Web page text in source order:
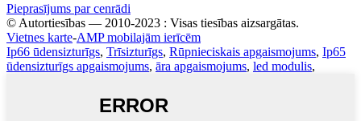
Pieprasījums par cenrādi
© Autortiesības — 2010-2023 : Visas tiesības aizsargātas.
Vietnes karte-AMP mobilajām ierīcēm
Ip66 ūdensizturīgs, Trīsizturīgs, Rūpnieciskais apgaismojums, Ip65
ūdensizturīgs apgaismojums, āra apgaismojums, led modulis,